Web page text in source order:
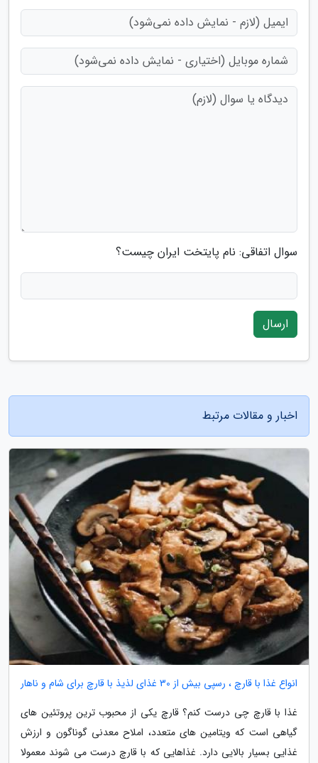
سوال اتفاقی: نام پایتخت ایران چیست؟
ارسال
اخبار و مقالات مرتبط
انواع غذا با قارچ ، رسپی بیش از 30 غذای لذیذ با قارچ برای شام و ناهار
غذا با قارچ چی درست کنم؟ قارچ یکی از محبوب ترین پروتئین های
گیاهی است که ویتامین های متعدد، املاح معدنی گوناگون و ارزش
غذایی بسیار بالایی دارد. غذاهایی که با قارچ درست می شوند معمولا